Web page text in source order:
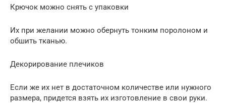
Крючок можно снять с упаковки
Их при желании можно обернуть тонким поролоном и
обшить тканью.
Декорирование плечиков
Если же их нет в достаточном количестве или нужного
размера, придется взять их изготовление в свои руки.